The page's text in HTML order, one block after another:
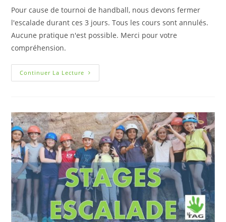
Pour cause de tournoi de handball, nous devons fermer
l'escalade durant ces 3 jours. Tous les cours sont annulés.
Aucune pratique n'est possible. Merci pour votre
compréhension.
Continuer La Lecture